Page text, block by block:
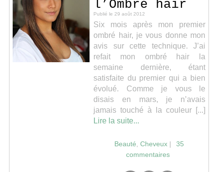
l’Ombré hair
Publié le 29 août 2012
Six mois après mon premier
ombré hair, je vous donne mon
avis sur cette technique. J’ai
refait mon ombré hair la
semaine dernière, étant
satisfaite du premier qui a bien
évolué. Comme je vous le
disais en mars, je n’avais
jamais touché à la couleur [...]
Lire la suite...
Beauté ,Cheveux |
35
commentaires